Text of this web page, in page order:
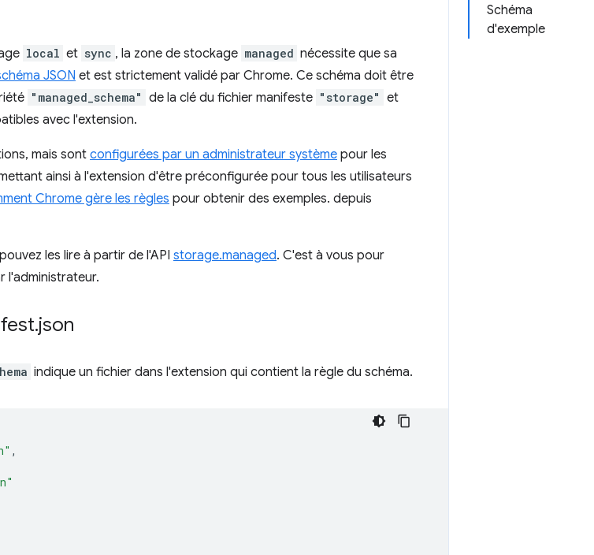
Schéma
d'exemple
local et sync , la zone de stockage managed nécessite que sa
JSON et est strictement validé par Chrome. Ce schéma doit être
"managed_schema" de la clé du fichier manifeste "storage" et
avec l'extension.
mais sont configurées par un administrateur système pour les
ainsi à l'extension d'être préconfigurée pour tous les utilisateurs
Chrome gère les règles pour obtenir des exemples. depuis
les lire à partir de l'API storage.managed. C'est à vous pour
l'administrateur.
.json
indique un fichier dans l'extension qui contient la règle du schéma.
,